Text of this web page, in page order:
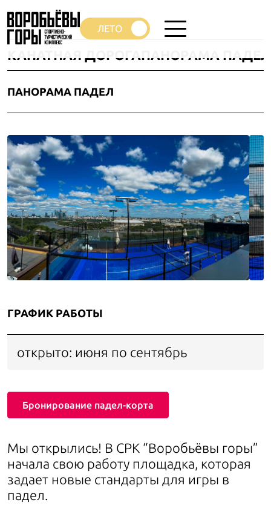
КАНАТНАЯ ДОРОГАПАНОРАМА ПАДЕЛ
ПАНОРАМА ПАДЕЛ
ГРАФИК РАБОТЫ
открыто: июня по сентябрь
Бронирование падел-корта
Мы открылись! В СРК “Воробьёвы горы”
начала свою работу площадка, которая
задает новые стандарты для игры в
падел.